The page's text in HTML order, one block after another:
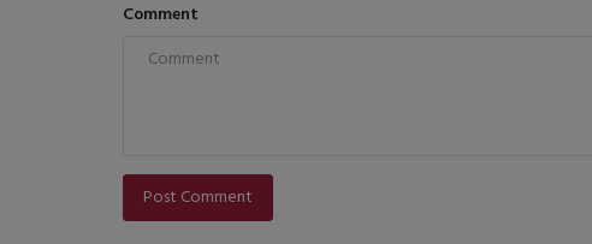
Comment
Post Comment